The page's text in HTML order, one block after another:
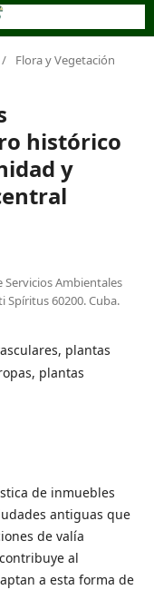
/ Flora y Vegetación
histórico
y
Servicios Ambientales
Spíritus 60200. Cuba.
plantas
plantas
de inmuebles
antiguas que
de valía
al
a esta forma de